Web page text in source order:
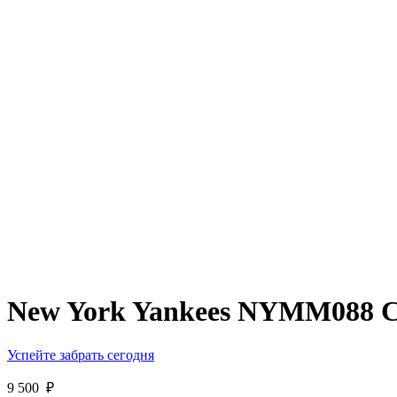
New York Yankees NYMM088
Успейте забрать сегодня
9 500 ₽